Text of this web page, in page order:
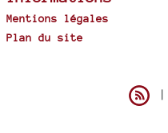
Mentions légales
Plan du site
|